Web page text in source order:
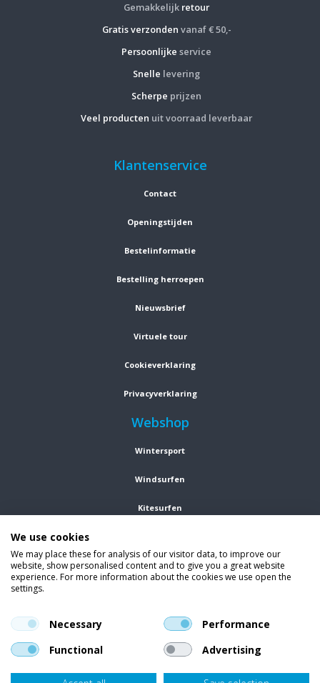
Gemakkelijk retour
Gratis verzonden vanaf € 50,-
Persoonlijke service
Snelle levering
Scherpe prijzen
Veel producten uit voorraad leverbaar
Klantenservice
Contact
Openingstijden
Bestelinformatie
Bestelling herroepen
Nieuwsbrief
Virtuele tour
Cookieverklaring
Privacyverklaring
Webshop
Wintersport
Windsurfen
Kitesurfen
Kleding
Vind ons op social media
En blijf op de hoogte van trends, aanbiedingen en kortingsacties.
We use cookies
We may place these for analysis of our visitor data, to improve our
website, show personalised content and to give you a great website
experience. For more information about the cookies we use open the
settings.
Necessary
Performance
Functional
Advertising